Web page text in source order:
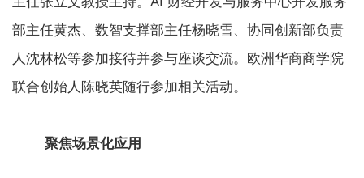
部主任黄杰、数智支撑部主任杨晓雪、协同创新部负责
人沈林松等参加接待并参与座谈交流。欧洲华商商学院
联合创始人陈晓英随行参加相关活动。
聚焦场景化应用